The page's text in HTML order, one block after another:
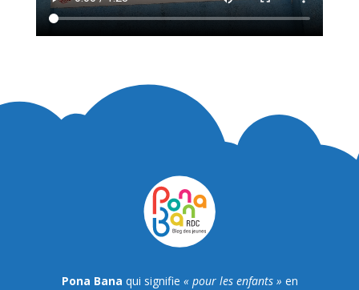
Pona Bana qui signifie « pour les enfants » en